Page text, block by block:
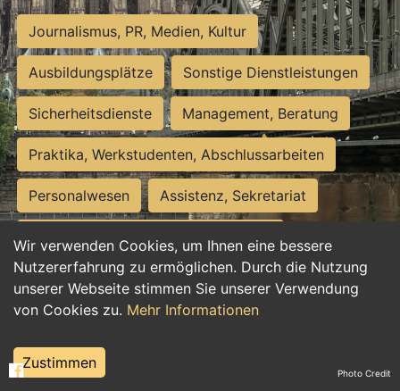
Wir verwenden Cookies, um Ihnen eine bessere
Nutzererfahrung zu ermöglichen. Durch die Nutzung
unserer Webseite stimmen Sie unserer Verwendung
von Cookies zu. Mehr Informationen
Zustimmen
Journalismus, PR, Medien, Kultur
Ausbildungsplätze Sonstige Dienstleistungen
Sicherheitsdienste Management, Beratung
Praktika, Werkstudenten, Abschlussarbeiten
Personalwesen Assistenz, Sekretariat
Hilfskräfte, Aushilfs- und Nebenjobs
Einkauf, Logistik, Materialwirtschaft
Weiterbildung, Studium, duale Ausbildung
Tourismus
Photo Credit